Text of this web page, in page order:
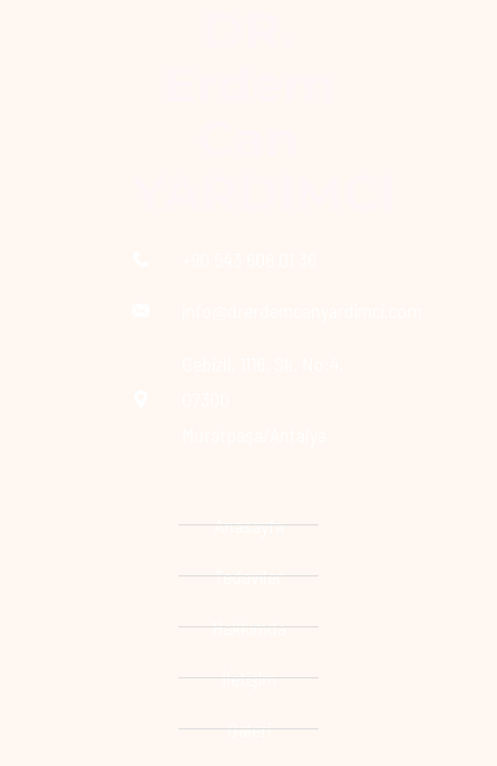
Anasayfa
Tedaviler
Hakkımda
İletişim
Galeri